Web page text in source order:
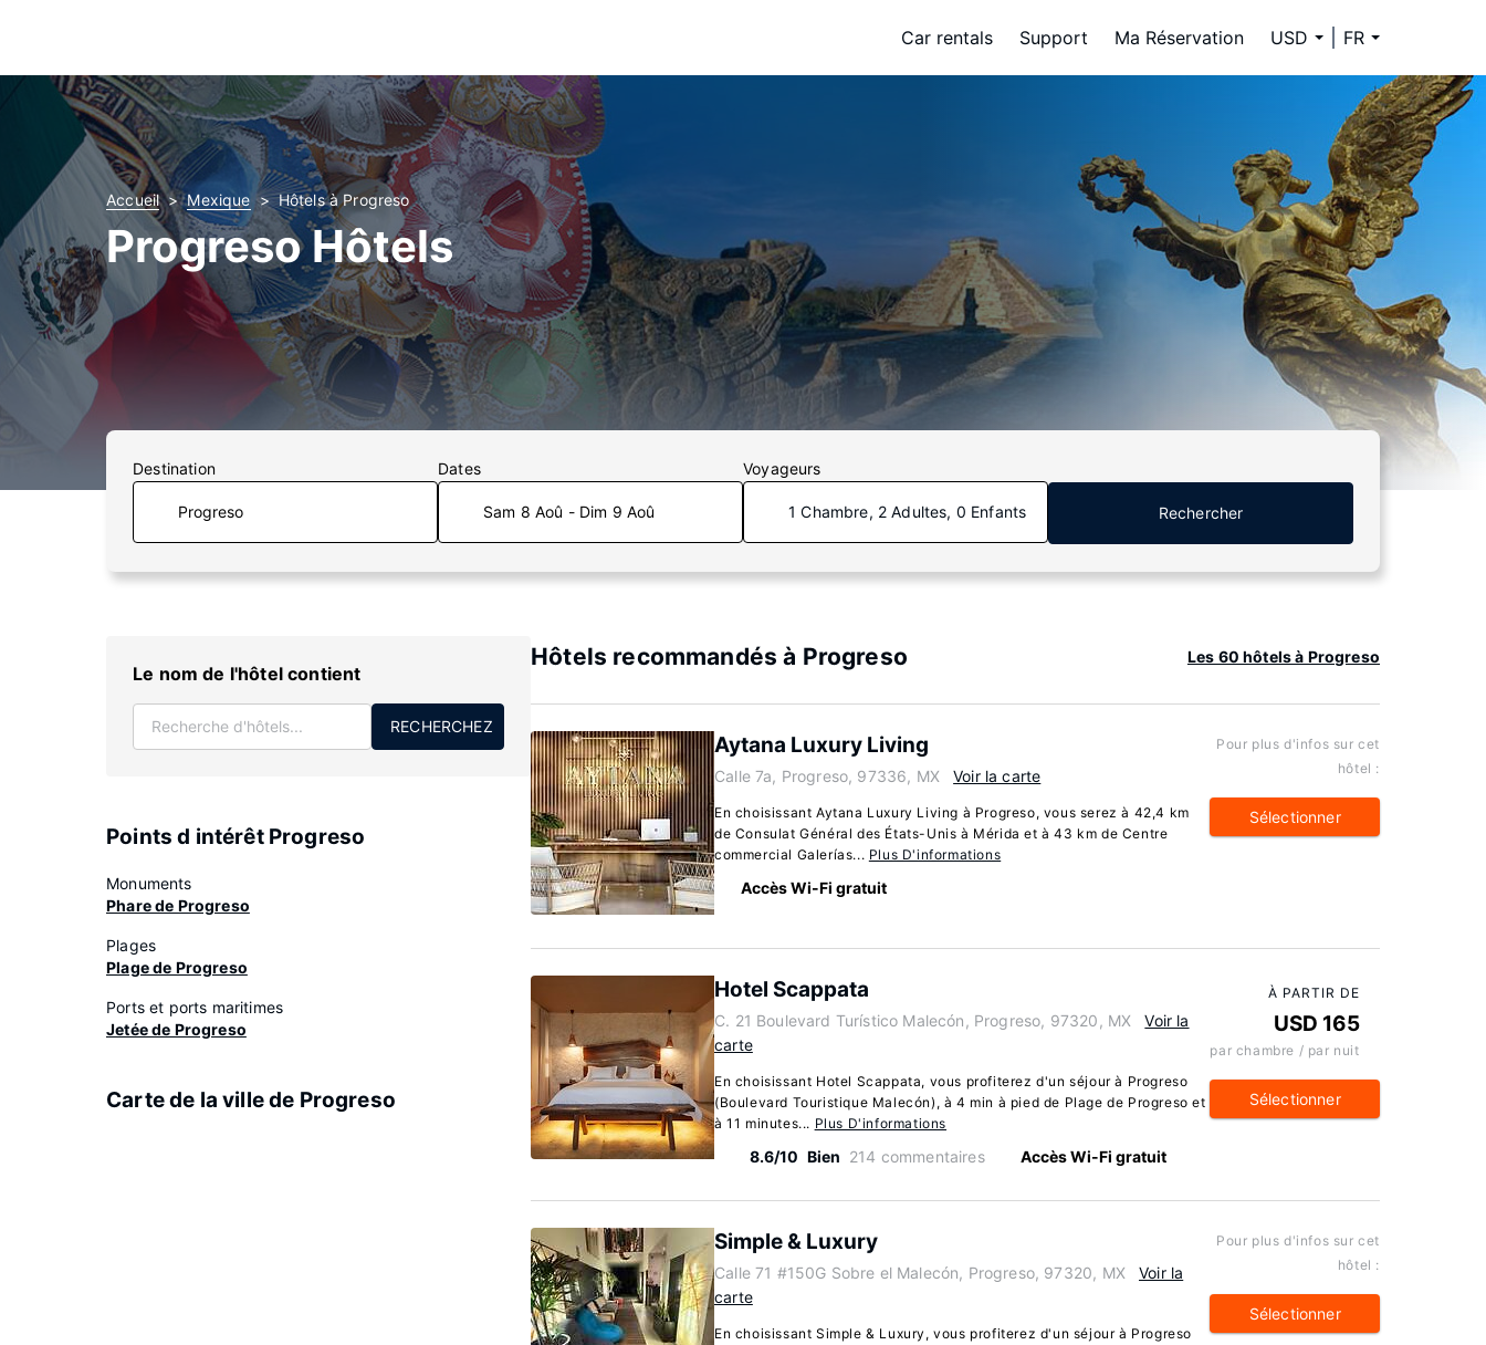
Car rentals Support Ma Réservation USD FR
Accueil Mexique Hôtels à Progreso
Progreso Hôtels
Destination Dates
Sam 8 Aoû - Dim 9 Aoû
Voyageurs
1 Chambre, 2 Adultes, 0 Enfants Rechercher
Le nom de l'hôtel contient
RECHERCHEZ
Points d intérêt Progreso
Monuments
Phare de Progreso
Plages
Plage de Progreso
Ports et ports maritimes
Jetée de Progreso
Carte de la ville de Progreso
Hôtels recommandés à Progreso Les 60 hôtels à Progreso
Aytana Luxury Living
Calle 7a, Progreso, 97336, MX Voir la carte
En choisissant Aytana Luxury Living à Progreso, vous serez à 42,4 km
de Consulat Général des États-Unis à Mérida et à 43 km de Centre
commercial Galerías... Plus D'informations
Accès Wi-Fi gratuit
Pour plus d'infos sur cet
hôtel :
Sélectionner
Hotel Scappata
C. 21 Boulevard Turístico Malecón, Progreso, 97320, MX
Voir la
carte
En choisissant Hotel Scappata, vous profiterez d'un séjour à Progreso
(Boulevard Touristique Malecón), à 4 min à pied de Plage de Progreso et
à 11 minutes... Plus D'informations
8.6/10 Bien 214 commentaires Accès Wi-Fi gratuit
À PARTIR DE
USD 165
par chambre / par nuit
Sélectionner
Simple & Luxury
Calle 71 #150G Sobre el Malecón, Progreso, 97320, MX
Voir la
carte
En choisissant Simple & Luxury, vous profiterez d'un séjour à Progreso
Pour plus d'infos sur cet
hôtel :
Sélectionner